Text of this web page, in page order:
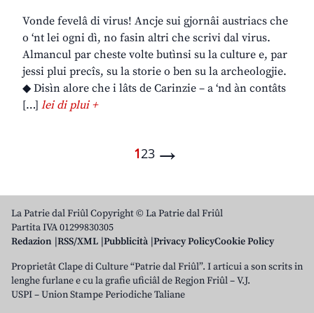
Vonde fevelâ di virus! Ancje sui gjornâi austriacs che
o ‘nt lei ogni dì, no fasin altri che scrivi dal virus.
Almancul par cheste volte butìnsi su la culture e, par
jessi plui precîs, su la storie o ben su la archeologjie.
◆ Disìn alore che i lâts de Carinzie – a ‘nd àn contâts
[…] lei di plui +
123 →
La Patrie dal Friûl Copyright © La Patrie dal Friûl
Partita IVA 01299830305
Redazion RSS/XML Pubblicità Privacy PolicyCookie Policy
Proprietât Clape di Culture “Patrie dal Friûl”. I articui a son scrits in
lenghe furlane e cu la grafie uficiâl de Regjon Friûl – V.J.
USPI – Union Stampe Periodiche Taliane